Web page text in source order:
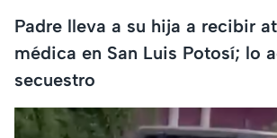
Padre lleva a su hija a recibir
médica en San Luis Potosí; lo
secuestro